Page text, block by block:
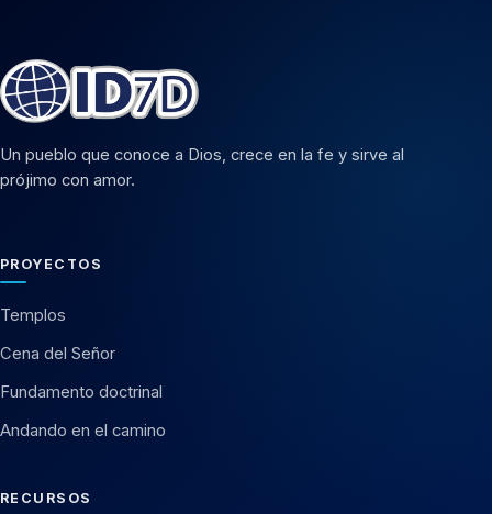
Un pueblo que conoce a Dios, crece en la fe y sirve al
prójimo con amor.
PROYECTOS
Templos
Cena del Señor
Fundamento doctrinal
Andando en el camino
RECURSOS